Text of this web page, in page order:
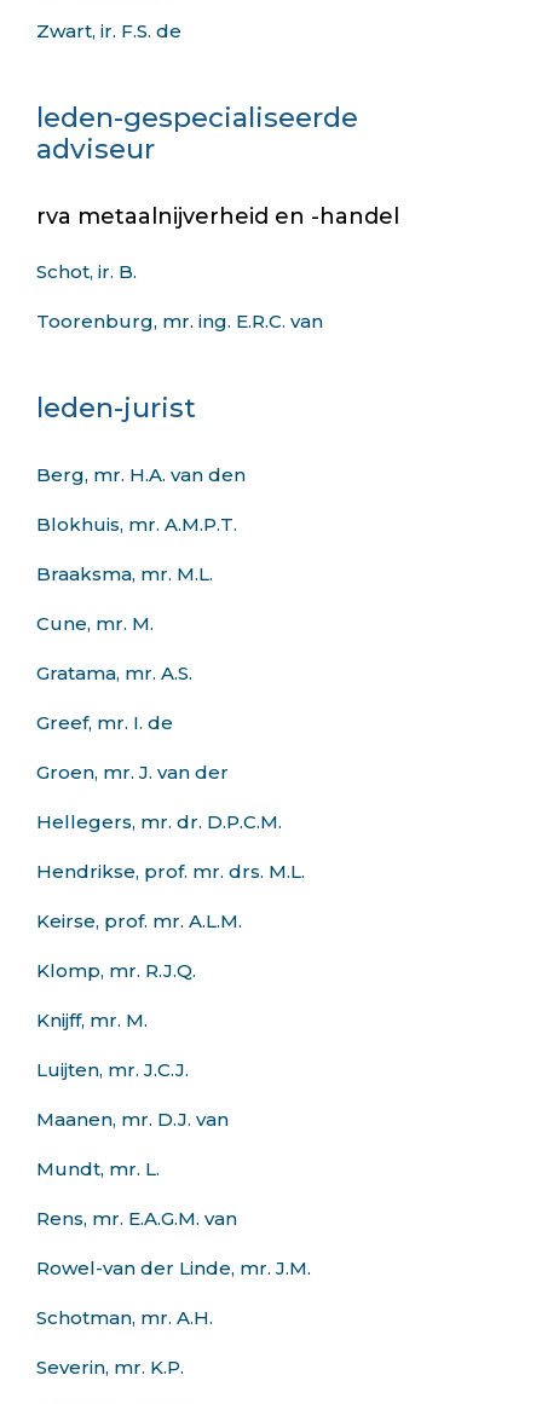
Zwart, ir. F.S. de
leden-gespecialiseerde
adviseur
rva metaalnijverheid en -handel
Schot, ir. B.
Toorenburg, mr. ing. E.R.C. van
leden-jurist
Berg, mr. H.A. van den
Blokhuis, mr. A.M.P.T.
Braaksma, mr. M.L.
Cune, mr. M.
Gratama, mr. A.S.
Greef, mr. I. de
Groen, mr. J. van der
Hellegers, mr. dr. D.P.C.M.
Hendrikse, prof. mr. drs. M.L.
Keirse, prof. mr. A.L.M.
Klomp, mr. R.J.Q.
Knijff, mr. M.
Luijten, mr. J.C.J.
Maanen, mr. D.J. van
Mundt, mr. L.
Rens, mr. E.A.G.M. van
Rowel-van der Linde, mr. J.M.
Schotman, mr. A.H.
Severin, mr. K.P.